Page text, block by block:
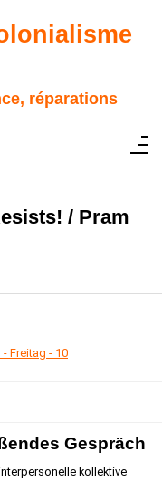
réparations
/ Pram
- Freitag - 10
Gespräch
kollektive